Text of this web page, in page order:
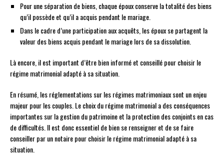
Pour une séparation de biens, chaque époux conserve la totalité des biens
qu’il possède et qu’il a acquis pendant le mariage.
Dans le cadre d’une participation aux acquêts, les époux se partagent la
valeur des biens acquis pendant le mariage lors de sa dissolution.
Là encore, il est important d’être bien informé et conseillé pour choisir le
régime matrimonial adapté à sa situation.
En résumé, les réglementations sur les régimes matrimoniaux sont un enjeu
majeur pour les couples. Le choix du régime matrimonial a des conséquences
importantes sur la gestion du patrimoine et la protection des conjoints en cas
de difficultés. Il est donc essentiel de bien se renseigner et de se faire
conseiller par un notaire pour choisir le régime matrimonial adapté à sa
situation.